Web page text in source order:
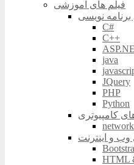
فیلم های آموزشی
برنامه نویسی
C#
C++
java
JQuery
PHP
Python
کامپیوتری
network
وب و اینترنت
HTML